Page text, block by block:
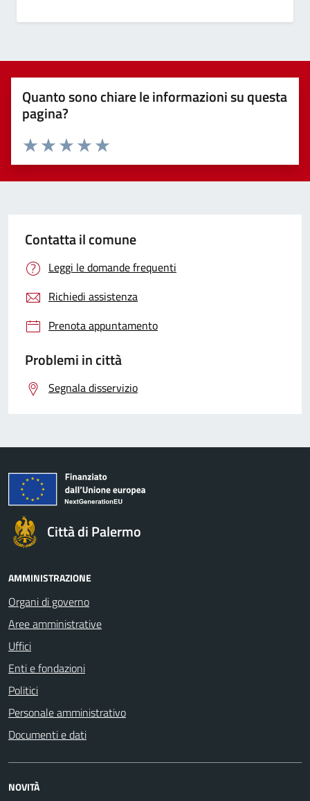
Quanto sono chiare le informazioni su questa
pagina?
Valuta 5 stelle su 5
Valuta 4 stelle su 5
Valuta 3 stelle su 5
Valuta 2 stelle su 5
Valuta 1 stelle su 5
Contatta il comune
Leggi le domande frequenti
Richiedi assistenza
Prenota appuntamento
Problemi in città
Segnala disservizio
Città di Palermo
AMMINISTRAZIONE
Organi di governo
Aree amministrative
Uffici
Enti e fondazioni
Politici
Personale amministrativo
Documenti e dati
NOVITÀ